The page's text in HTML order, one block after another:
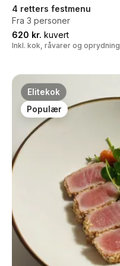
4 retters festmenu
Fra 3 personer
620 kr. kuvert
Inkl. kok, råvarer og oprydning
Elitekok
Populær